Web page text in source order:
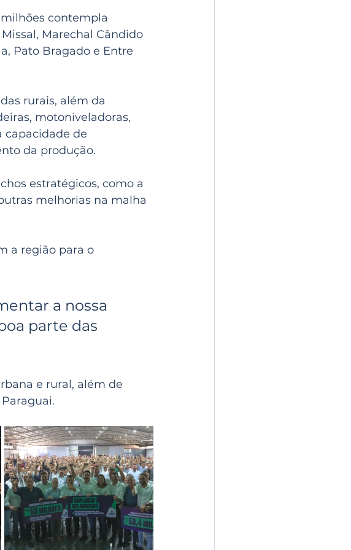
contempla
Marechal Cândido
Pato Bragado e Entre
rurais, além da
motoniveladoras,
capacidade de
da produção.
estratégicos, como a
melhorias na malha
a região para o
parte das
e rural, além de